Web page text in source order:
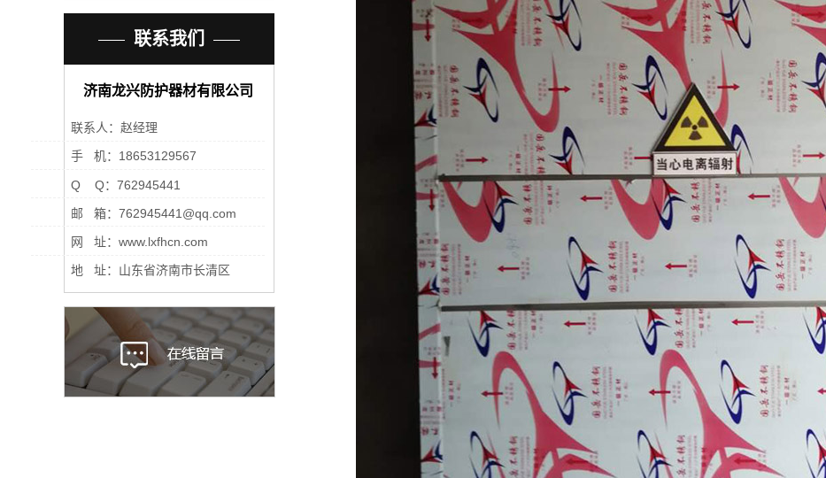
联系我们
济南龙兴防护器材有限公司
联系人：赵经理
手 机：18653129567
Q Q：762945441
邮 箱：762945441@qq.com
网 址：www.lxfhcn.com
地 址：山东省济南市长清区